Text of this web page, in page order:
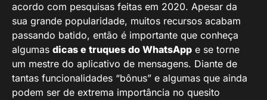
acordo com pesquisas feitas em 2020. Apesar da
sua grande popularidade, muitos recursos acabam
passando batido, então é importante que conheça
algumas dicas e truques do WhatsApp e se torne
um mestre do aplicativo de mensagens. Diante de
tantas funcionalidades “bônus” e algumas que ainda
podem ser de extrema importância no quesito